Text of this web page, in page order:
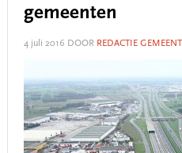
gemeenten
4 juli 2016 DOOR REDACTIE